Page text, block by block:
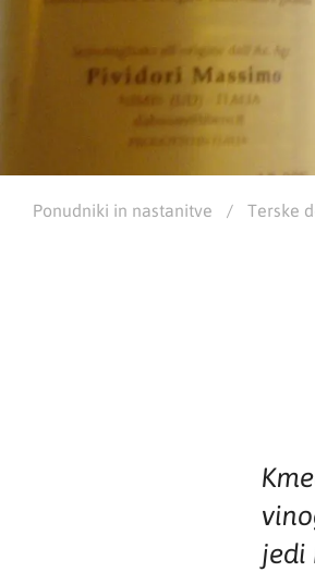
Ponudniki in nastanitve / Terske
jedi